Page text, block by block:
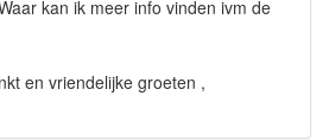
kan ik meer info vinden ivm de
en vriendelijke groeten ,